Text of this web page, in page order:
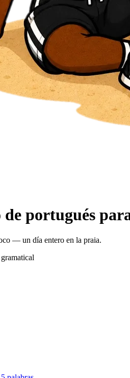
portugués
— un día entero en la praia.